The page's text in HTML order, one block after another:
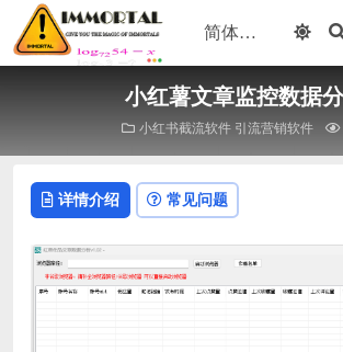
小红薯文章监控数据
小红书截流软件 引流营销软件
详情介绍 常见问题